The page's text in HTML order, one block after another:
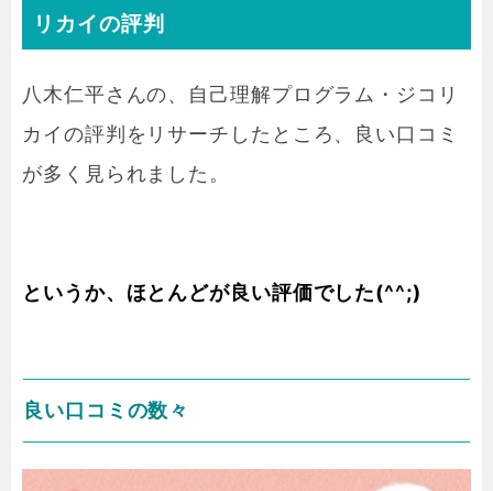
リカイの評判
八木仁平さんの、自己理解プログラム・ジコリ
カイの評判をリサーチしたところ、良い口コミ
が多く見られました。
というか、ほとんどが良い評価でした(^^;)
良い口コミの数々